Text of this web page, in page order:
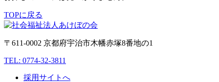
TOPに戻る
〒611-0002 京都府宇治市木幡赤塚8番地の1
TEL: 0774-32-3811
採用サイトへ